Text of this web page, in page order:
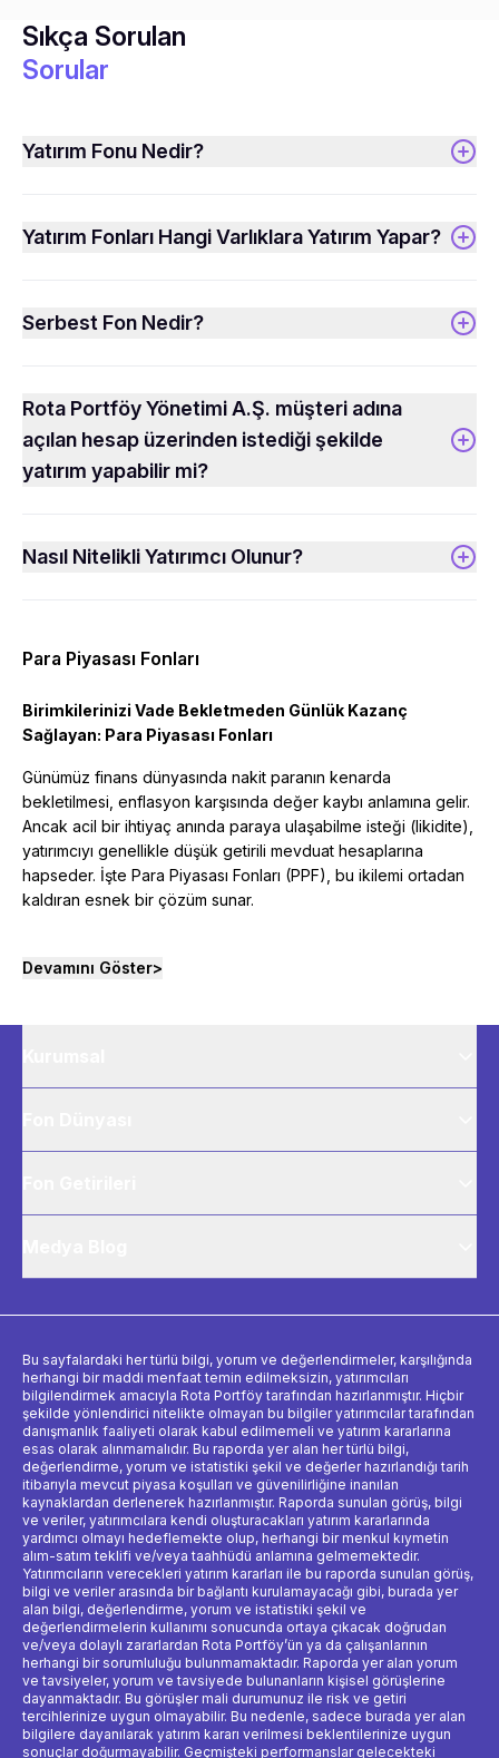
Sıkça Sorulan
Sorular
Yatırım Fonu Nedir?
Yatırım Fonları Hangi Varlıklara Yatırım Yapar?
Serbest Fon Nedir?
Rota Portföy Yönetimi A.Ş. müşteri adına
açılan hesap üzerinden istediği şekilde
yatırım yapabilir mi?
Nasıl Nitelikli Yatırımcı Olunur?
Para Piyasası Fonları
Birimkilerinizi Vade Bekletmeden Günlük Kazanç
Sağlayan: Para Piyasası Fonları
Günümüz finans dünyasında nakit paranın kenarda
bekletilmesi, enflasyon karşısında değer kaybı anlamına gelir.
Ancak acil bir ihtiyaç anında paraya ulaşabilme isteği (likidite),
yatırımcıyı genellikle düşük getirili mevduat hesaplarına
hapseder. İşte Para Piyasası Fonları (PPF), bu ikilemi ortadan
kaldıran esnek bir çözüm sunar.
Devamını Göster>
Bu sayfalardaki her türlü bilgi, yorum ve değerlendirmeler, karşılığında
herhangi bir maddi menfaat temin edilmeksizin, yatırımcıları
bilgilendirmek amacıyla Rota Portföy tarafından hazırlanmıştır. Hiçbir
şekilde yönlendirici nitelikte olmayan bu bilgiler yatırımcılar tarafından
danışmanlık faaliyeti olarak kabul edilmemeli ve yatırım kararlarına
esas olarak alınmamalıdır. Bu raporda yer alan her türlü bilgi,
değerlendirme, yorum ve istatistiki şekil ve değerler hazırlandığı tarih
itibarıyla mevcut piyasa koşulları ve güvenilirliğine inanılan
kaynaklardan derlenerek hazırlanmıştır. Raporda sunulan görüş, bilgi
ve veriler, yatırımcılara kendi oluşturacakları yatırım kararlarında
yardımcı olmayı hedeflemekte olup, herhangi bir menkul kıymetin
alım-satım teklifi ve/veya taahhüdü anlamına gelmemektedir.
Yatırımcıların verecekleri yatırım kararları ile bu raporda sunulan görüş,
bilgi ve veriler arasında bir bağlantı kurulamayacağı gibi, burada yer
alan bilgi, değerlendirme, yorum ve istatistiki şekil ve
değerlendirmelerin kullanımı sonucunda ortaya çıkacak doğrudan
ve/veya dolaylı zararlardan Rota Portföy’ün ya da çalışanlarının
herhangi bir sorumluluğu bulunmamaktadır. Raporda yer alan yorum
ve tavsiyeler, yorum ve tavsiyede bulunanların kişisel görüşlerine
dayanmaktadır. Bu görüşler mali durumunuz ile risk ve getiri
tercihlerinize uygun olmayabilir. Bu nedenle, sadece burada yer alan
bilgilere dayanılarak yatırım kararı verilmesi beklentilerinize uygun
sonuçlar doğurmayabilir. Geçmişteki performanslar gelecekteki